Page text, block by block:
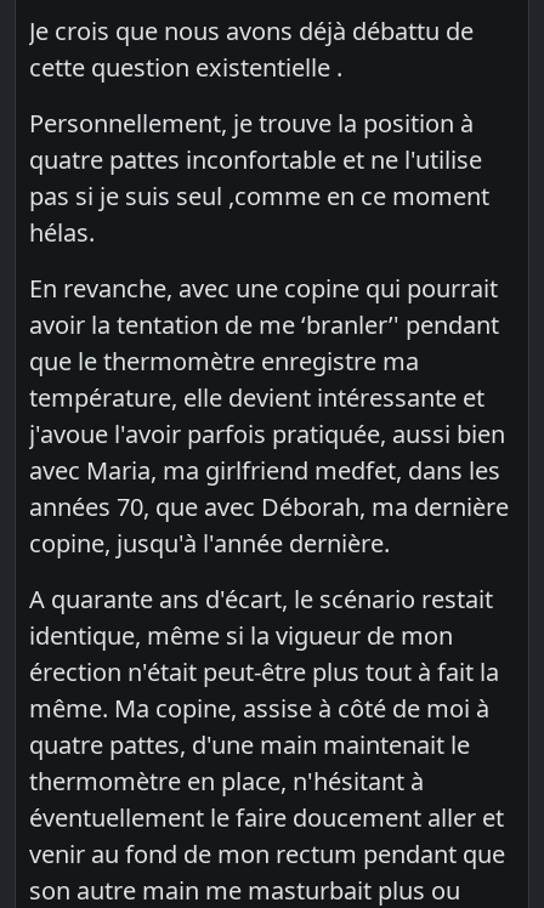
Je crois que nous avons déjà débattu de
cette question existentielle .
Personnellement, je trouve la position à
quatre pattes inconfortable et ne l'utilise
pas si je suis seul ,comme en ce moment
hélas.
En revanche, avec une copine qui pourrait
avoir la tentation de me ‘branler’' pendant
que le thermomètre enregistre ma
température, elle devient intéressante et
j'avoue l'avoir parfois pratiquée, aussi bien
avec Maria, ma girlfriend medfet, dans les
années 70, que avec Déborah, ma dernière
copine, jusqu'à l'année dernière.
A quarante ans d'écart, le scénario restait
identique, même si la vigueur de mon
érection n'était peut-être plus tout à fait la
même. Ma copine, assise à côté de moi à
quatre pattes, d'une main maintenait le
thermomètre en place, n'hésitant à
éventuellement le faire doucement aller et
venir au fond de mon rectum pendant que
son autre main me masturbait plus ou